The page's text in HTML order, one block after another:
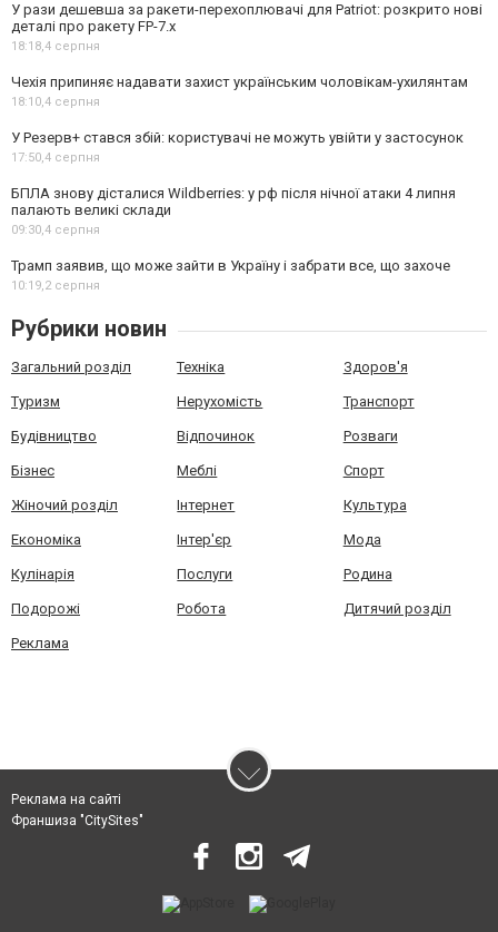
У рази дешевша за ракети-перехоплювачі для Patriot: розкрито нові
деталі про ракету FP-7.x
18:18,4 серпня
Чехія припиняє надавати захист українським чоловікам-ухилянтам
18:10,4 серпня
У Резерв+ стався збій: користувачі не можуть увійти у застосунок
17:50,4 серпня
БПЛА знову дісталися Wildberries: у рф після нічної атаки 4 липня
палають великі склади
09:30,4 серпня
Трамп заявив, що може зайти в Україну і забрати все, що захоче
10:19,2 серпня
Рубрики новин
Загальний розділ Техніка Здоров'я
Туризм Нерухомість Транспорт
Будівництво Відпочинок Розваги
Бізнес Меблі Спорт
Жіночий розділ Інтернет Культура
Економіка Інтер'єр Мода
Кулінарія Послуги Родина
Подорожі Робота Дитячий розділ
Реклама
Реклама на сайті
Франшиза "CitySites"